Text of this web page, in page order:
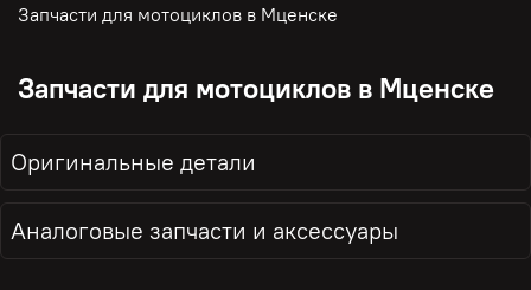
Запчасти для мотоциклов в Мценске
Запчасти для мотоциклов в Мценске
Оригинальные детали
Аналоговые запчасти и аксессуары